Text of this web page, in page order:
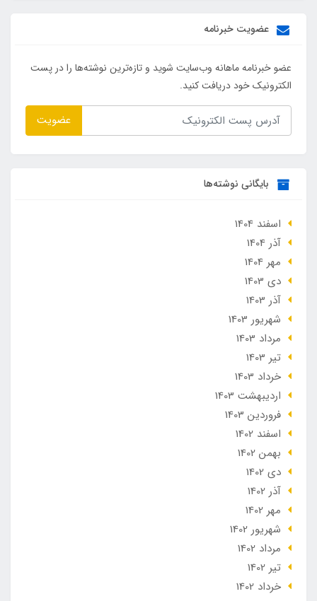
عضویت خبرنامه
عضو خبرنامه ماهانه وب‌سایت شوید و تازه‌ترین نوشته‌ها را در پست
الکترونیک خود دریافت کنید.
عضویت
بایگانی نوشته‌ها
اسفند 1404
آذر 1404
مهر 1404
دی 1403
آذر 1403
شهریور 1403
مرداد 1403
تير 1403
خرداد 1403
ارديبهشت 1403
فروردین 1403
اسفند 1402
بهمن 1402
دی 1402
آذر 1402
مهر 1402
شهریور 1402
مرداد 1402
تير 1402
خرداد 1402